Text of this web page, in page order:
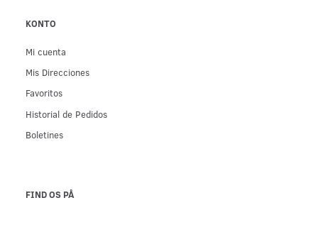
KONTO
Mi cuenta
Mis Direcciones
Favoritos
Historial de Pedidos
Boletines
FIND OS PÅ